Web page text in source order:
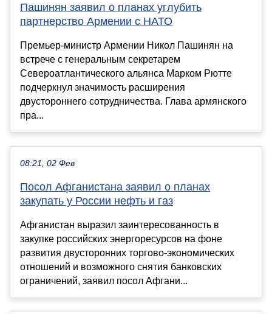
Пашинян заявил о планах углубить
партнерство Армении с НАТО
Премьер-министр Армении Никол Пашинян на
встрече с генеральным секретарем
Североатлантического альянса Марком Рютте
подчеркнул значимость расширения
двустороннего сотрудничества. Глава армянского
пра...
08:21, 02 Фев
Посол Афганистана заявил о планах
закупать у России нефть и газ
Афганистан выразил заинтересованность в
закупке российских энергоресурсов на фоне
развития двусторонних торгово-экономических
отношений и возможного снятия банковских
ограничений, заявил посол Афгани...